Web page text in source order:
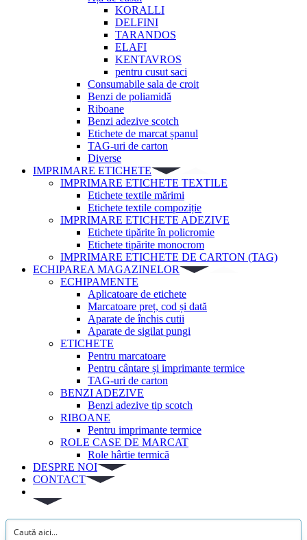
KORALLI
DELFINI
TARANDOS
ELAFI
KENTAVROS
pentru cusut saci
Consumabile sala de croit
Benzi de poliamidă
Riboane
Benzi adezive scotch
Etichete de marcat șpanul
TAG-uri de carton
Diverse
IMPRIMARE ETICHETE
IMPRIMARE ETICHETE TEXTILE
Etichete textile mărimi
Etichete textile compoziție
IMPRIMARE ETICHETE ADEZIVE
Etichete tipărite în policromie
Etichete tipărite monocrom
IMPRIMARE ETICHETE DE CARTON (TAG)
ECHIPAREA MAGAZINELOR
ECHIPAMENTE
Aplicatoare de etichete
Marcatoare preț, cod și dată
Aparate de închis cutii
Aparate de sigilat pungi
ETICHETE
Pentru marcatoare
Pentru cântare și imprimante termice
TAG-uri de carton
BENZI ADEZIVE
Benzi adezive tip scotch
RIBOANE
Pentru imprimante termice
ROLE CASE DE MARCAT
Role hârtie termică
DESPRE NOI
CONTACT